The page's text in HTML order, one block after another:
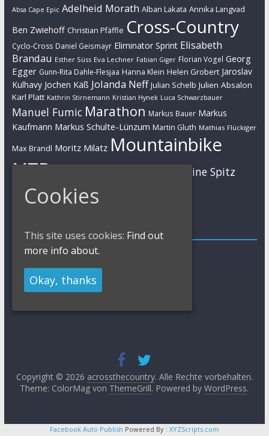
Absa Cape Epic Adelheid Morath Alban Lakata Annika Langvad
Ben Zwiehoff Christian Pfäffle Cross-Country
Cyclo-Cross Daniel Geismayr Eliminator Sprint Elisabeth
Brandau Esther Süss Eva Lechner Fabian Giger Florian Vogel Georg
Egger Gunn-Rita Dahle-Flesjaa Hanna Klein Helen Grobert Jaroslav
Kulhavy Jochen Käß Jolanda Neff Julian Schelb Julien Absalon
Karl Platt Kathrin Stirnemann Kristian Hynek Luca Schwarzbauer
Manuel Fumic Marathon Markus Bauer Markus
Kaufmann Markus Schulte-Lünzum Martin Gluth Mathias Flückiger
Max Brandl Moritz Milatz Mountainbike
MTB
Sabine Spitz
Simon Stiebjahn
Impressum
Impressum / Kontakt
Datenschutzerklärung
Cookies Policy
Copyright © 2026 acrossthecountry. Alle Rechte vorbehalten.
Theme: ColorMag von ThemeGrill. Powered byWordPress.
Facebook Auto Publish Powered By : XYZScripts.com
Cookies
This site uses cookies: Find out
more info about.
Okay, thanks